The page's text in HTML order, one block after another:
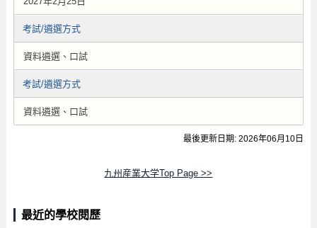
考試/遴選方式
資料遴選、口試
考試/遴選方式
資料遴選、口試
最後更新日期: 2026年06月10日
九州産業大学Top Page >>
最近的學校閱歷